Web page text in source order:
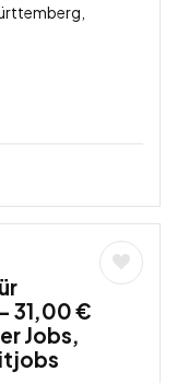
31,00 €
Jobs,